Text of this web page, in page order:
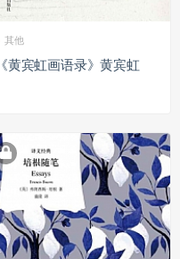
其他
《黄宾虹画语录》黄宾虹